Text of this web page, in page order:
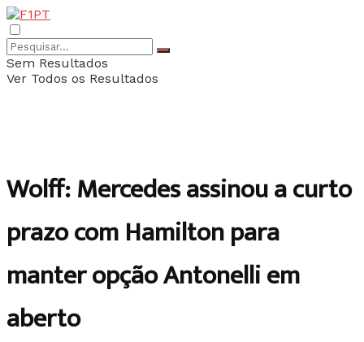
Sem Resultados
Ver Todos os Resultados
Wolff: Mercedes assinou a curto
prazo com Hamilton para
manter opção Antonelli em
aberto